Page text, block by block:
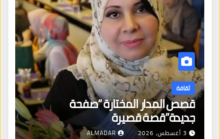
ثقافة
قصص المدار المختارة “صفحة
جديدة”قصة قصيرة
3 أغسطس، 2026 ALMADAR